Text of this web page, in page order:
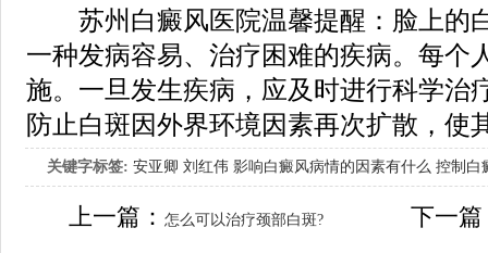
苏州白癜风医院温馨提醒：脸上的
一种发病容易、治疗困难的疾病。每个
施。一旦发生疾病，应及时进行科学治
防止白斑因外界环境因素再次扩散，使
关键字标签: 安亚卿 刘红伟 影响白癜风病情的因素有什么 控制白
女生应该如何治疗呢
上一篇：怎么可以治疗颈部白斑? 下一篇